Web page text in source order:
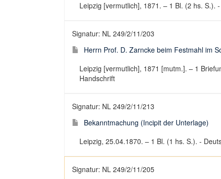
Leipzig [vermutlich], 1871. – 1 Bl. (2 hs. S.).
Signatur: NL 249/2/11/203
Herrn Prof. D. Zarncke beim Festmahl im
Leipzig [vermutlich], 1871 [mutm.]. – 1
Handschrift
Signatur: NL 249/2/11/213
Bekanntmachung (Incipit der Unterlage)
Leipzig, 25.04.1870. – 1 Bl. (1 hs. S.). -
Signatur: NL 249/2/11/205